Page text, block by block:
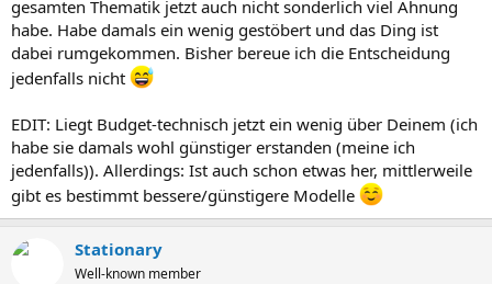
gesamten Thematik jetzt auch nicht sonderlich viel Ahnung
habe. Habe damals ein wenig gestöbert und das Ding ist
dabei rumgekommen. Bisher bereue ich die Entscheidung
jedenfalls nicht
EDIT: Liegt Budget-technisch jetzt ein wenig über Deinem (ich
habe sie damals wohl günstiger erstanden (meine ich
jedenfalls)). Allerdings: Ist auch schon etwas her, mittlerweile
gibt es bestimmt bessere/günstigere Modelle
Stationary
Well-known member